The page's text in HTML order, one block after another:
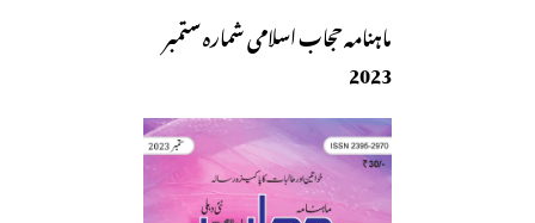
ماہنامہ حجاب اسلامی شمارہ ستمبر
2023